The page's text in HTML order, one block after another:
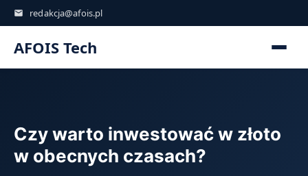
redakcja@afois.pl
AFOIS Tech
Czy warto inwestować w złoto
w obecnych czasach?